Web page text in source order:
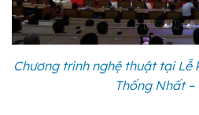
Chương trình nghệ thuật tại Lễ
Thống Nhất –